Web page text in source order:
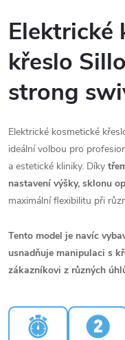
Elektrické
křeslo
strong
Elektrické kosmetické
ideální volbou pro
a estetické kliniky. Díky
nastavení výšky, sklonu
maximální flexibilitu při
Tento model je navíc
usnadňuje manipulaci s
zákazníkovi z různých